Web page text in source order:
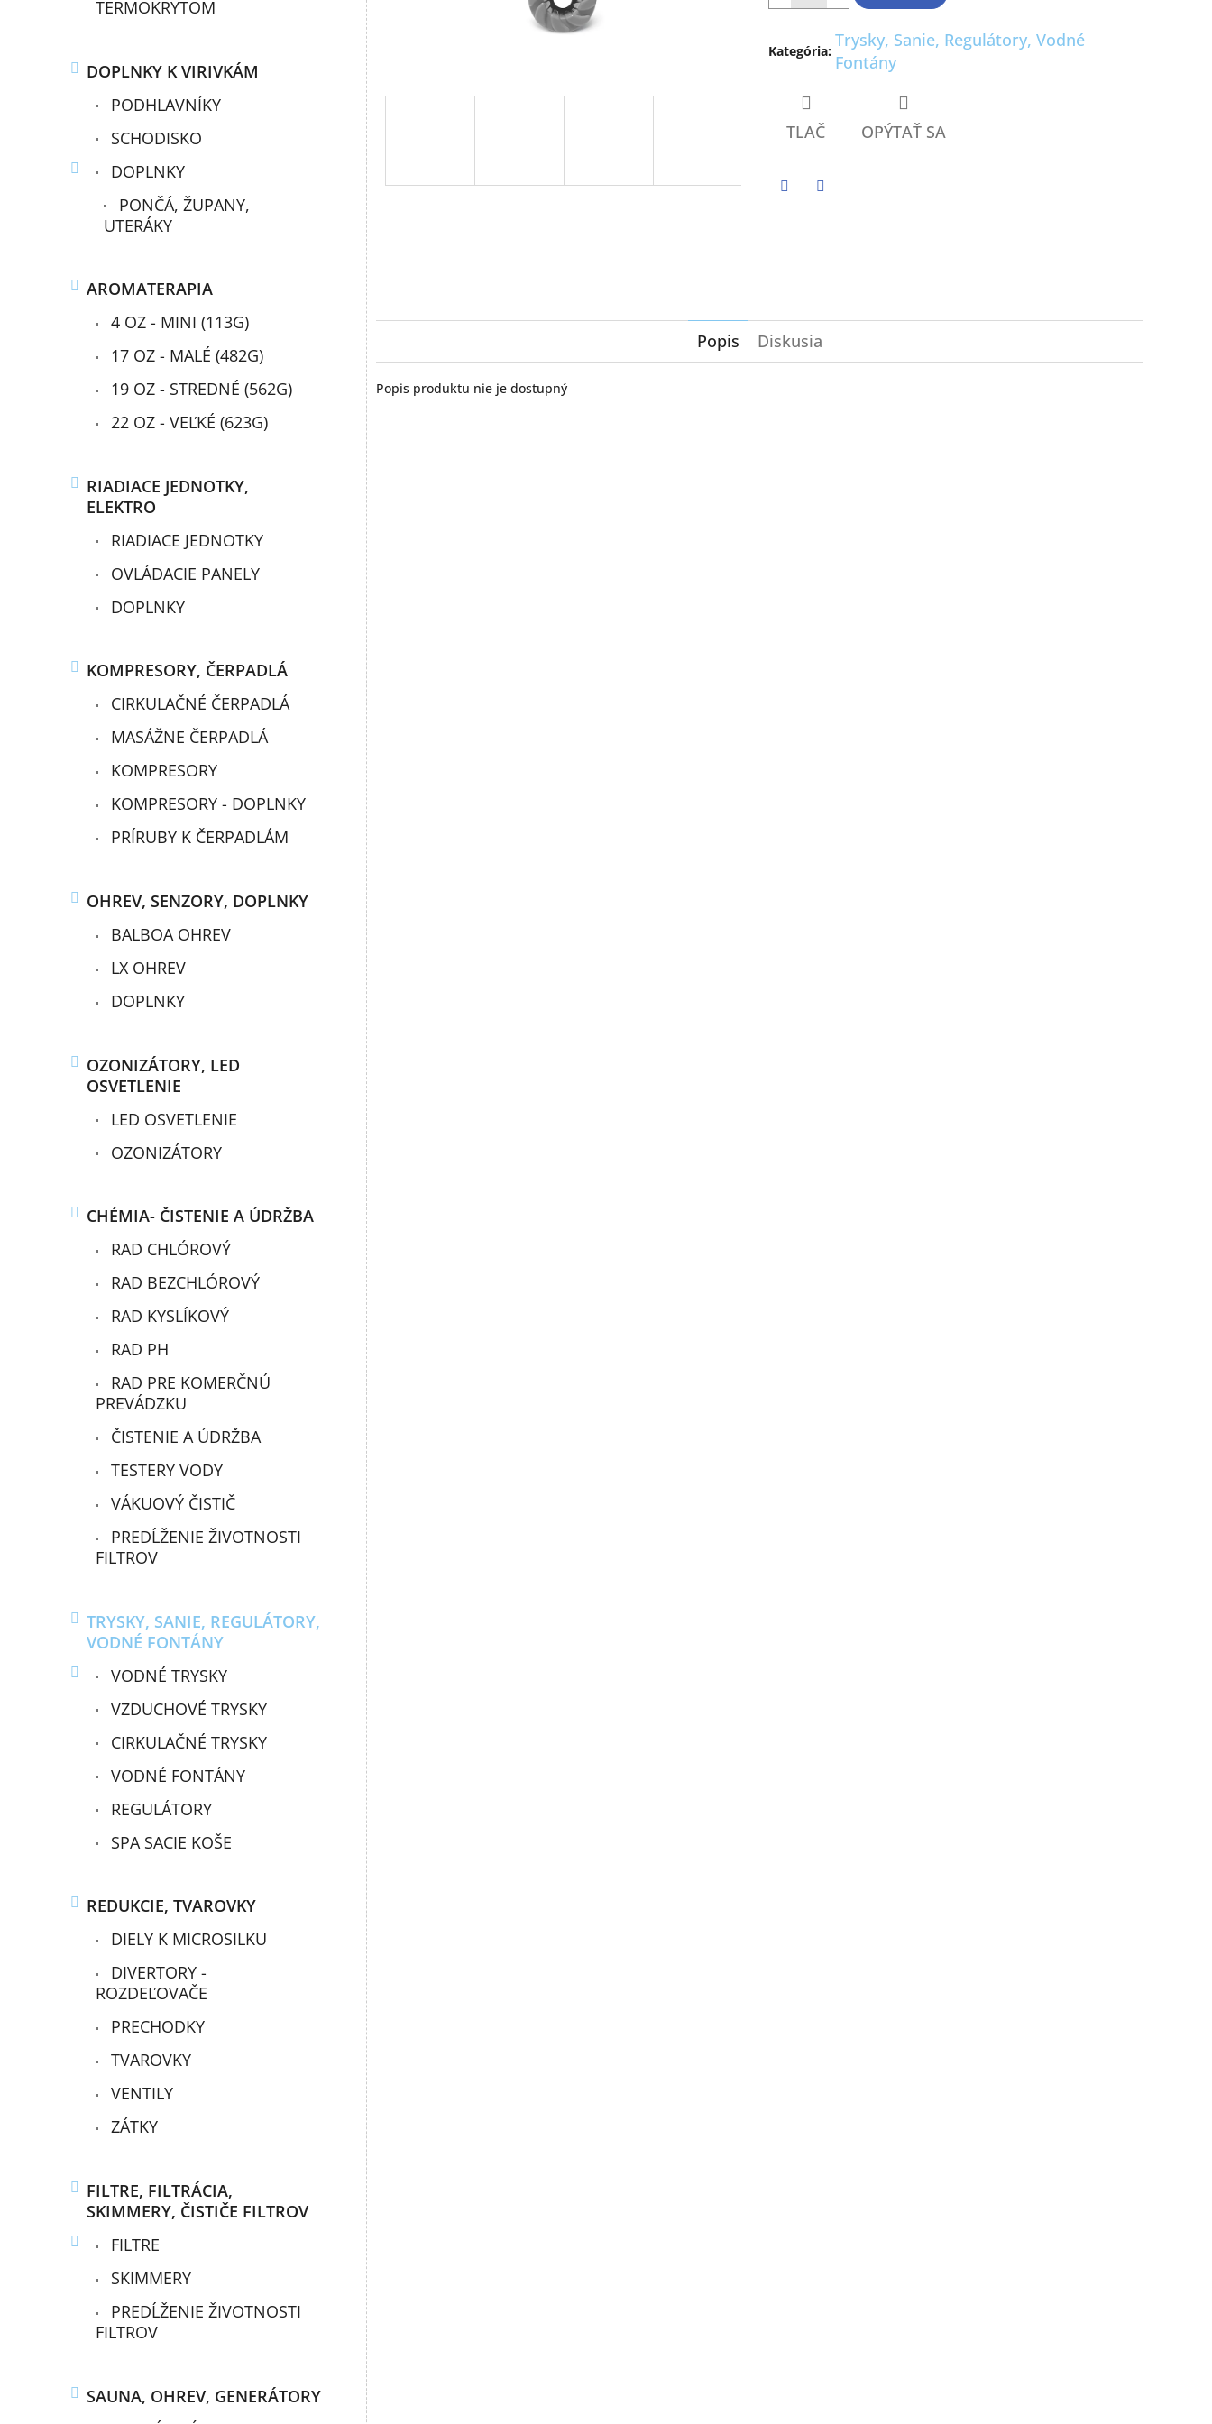
TERMOKRYTOM
DOPLNKY K VIRIVKÁM
PODHLAVNÍKY
SCHODISKO
DOPLNKY
PONČÁ, ŽUPANY,
UTERÁKY
AROMATERAPIA
4 OZ - MINI (113G)
17 OZ - MALÉ (482G)
19 OZ - STREDNÉ (562G)
22 OZ - VEĽKÉ (623G)
RIADIACE JEDNOTKY,
ELEKTRO
RIADIACE JEDNOTKY
OVLÁDACIE PANELY
DOPLNKY
KOMPRESORY, ČERPADLÁ
CIRKULAČNÉ ČERPADLÁ
MASÁŽNE ČERPADLÁ
KOMPRESORY
KOMPRESORY - DOPLNKY
PRÍRUBY K ČERPADLÁM
OHREV, SENZORY, DOPLNKY
BALBOA OHREV
LX OHREV
DOPLNKY
OZONIZÁTORY, LED
OSVETLENIE
LED OSVETLENIE
OZONIZÁTORY
CHÉMIA- ČISTENIE A ÚDRŽBA
RAD CHLÓROVÝ
RAD BEZCHLÓROVÝ
RAD KYSLÍKOVÝ
RAD PH
RAD PRE KOMERČNÚ
PREVÁDZKU
ČISTENIE A ÚDRŽBA
TESTERY VODY
VÁKUOVÝ ČISTIČ
PREDĹŽENIE ŽIVOTNOSTI
FILTROV
TRYSKY, SANIE, REGULÁTORY,
VODNÉ FONTÁNY
VODNÉ TRYSKY
VZDUCHOVÉ TRYSKY
CIRKULAČNÉ TRYSKY
VODNÉ FONTÁNY
REGULÁTORY
SPA SACIE KOŠE
REDUKCIE, TVAROVKY
DIELY K MICROSILKU
DIVERTORY -
ROZDEĽOVAČE
PRECHODKY
TVAROVKY
VENTILY
ZÁTKY
FILTRE, FILTRÁCIA,
SKIMMERY, ČISTIČE FILTROV
FILTRE
SKIMMERY
PREDĹŽENIE ŽIVOTNOSTI
FILTROV
SAUNA, OHREV, GENERÁTORY
hviezdičiek.
Kategória:
Trysky, Sanie, Regulátory, Vodné
Fontány
TLAČ OPÝTAŤ SA
Popis Diskusia
Popis produktu nie je dostupný